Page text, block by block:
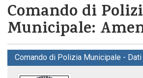
Comando di
Municipale:
Comando di Polizia Municipale -